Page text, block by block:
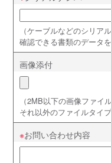
（ケーブルなどのシリア
確認できる書類のデータ
画像添付
（2MB以下の画像ファイ
それ以外のファイルタイ
お問い合わせ内容